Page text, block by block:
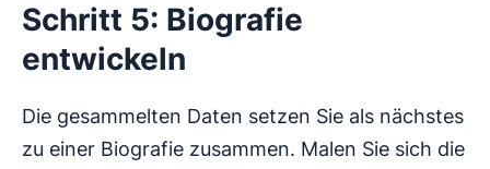
Schritt 5: Biografie
entwickeln
Die gesammelten Daten setzen Sie als nächstes
zu einer Biografie zusammen. Malen Sie sich die